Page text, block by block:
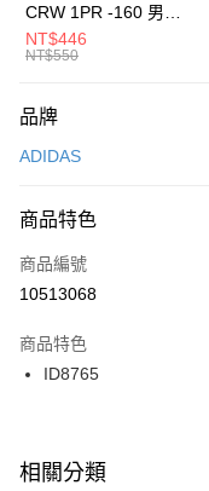
元大商業銀行
台灣樂天信用卡公司
全盈+PAY
AFTEE先享後付
【關於「AFTEE先享後付」
便利好安心！
３．安心：先確認商品／服
【「AFTEE先享後付」結帳
１．於結帳方式選擇「
２．訂單成立數日內，您將
３．收到繳費通知簡訊後
ATM／網路銀行／等多元方
※ 交易是否成功請以「
是否繳費成功／繳費後需取
運送方式
每筆NT$100，滿
宅配
每筆NT$100，滿
付款後門市自取
每筆NT$100，滿
CRW 1PR -160 男女
中統襪 FZ3393100
NT$446
NT$550
品牌
ADIDAS
商品特色
商品編號
10513068
商品特色
ID8765
相關分類